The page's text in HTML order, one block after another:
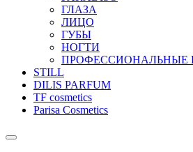
ГЛАЗА
ЛИЦО
ГУБЫ
НОГТИ
ПРОФЕССИОНАЛЬНЫЕ
STILL
DILIS PARFUM
TF cosmetics
Parisa Cosmetics
Catalog